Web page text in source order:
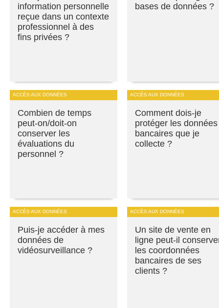
information personnelle
reçue dans un contexte
professionnel à des
fins privées ?
bases de données ?
ACCÈS AUX DONNÉES
Combien de temps
peut-on/doit-on
conserver les
évaluations du
personnel ?
ACCÈS AUX DONNÉES
Comment dois-je
protéger les données
bancaires que je
collecte ?
ACCÈS AUX DONNÉES
Puis-je accéder à mes
données de
vidéosurveillance ?
ACCÈS AUX DONNÉES
Un site de vente en
ligne peut-il
les coordonnées
bancaires de ses
clients ?